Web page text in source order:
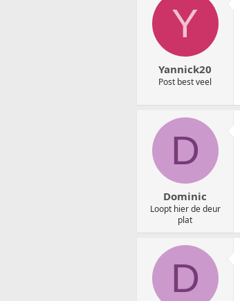
Y
Yannick20
Post best veel
D
Dominic
Loopt hier de deur
plat
D